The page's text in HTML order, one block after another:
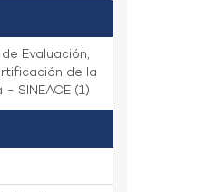
Evaluación,
de la
SINEACE (1)